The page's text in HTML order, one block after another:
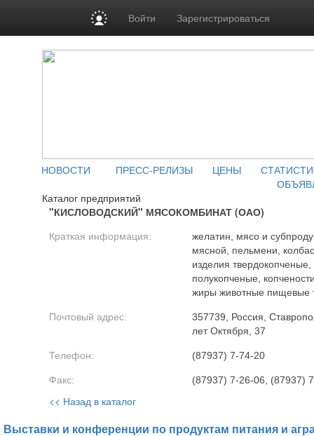
Войти Зарегистрироваться
НОВОСТИ ПРЕСС-РЕЛИЗЫ ЦЕНЫ
Каталог предприятий
"КИСЛОВОДСКИЙ" МЯСОКОМБИНАТ (ОАО)
Краткая информация:
желатин, мясо и
мясной, пельмени,
изделия
полукопченые,
жиры животные пищевые
Почтовый адрес:
357739, Россия,
лет Октября, 37
Телефон: (87937) 7-74-20
Факс: (87937) 7-26-06, (87937)
<< Назад в каталог
Выставки и конференции по продуктам питания и